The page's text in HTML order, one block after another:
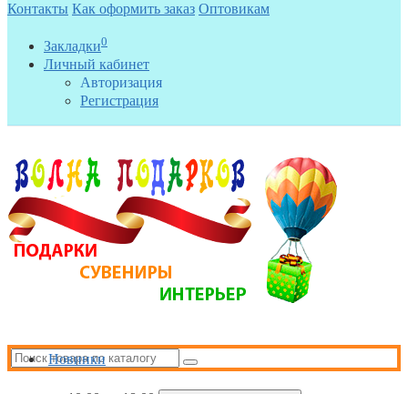
Контакты Как оформить заказ Оптовикам
Закладки0
Личный кабинет
Авторизация
Регистрация
Новинки